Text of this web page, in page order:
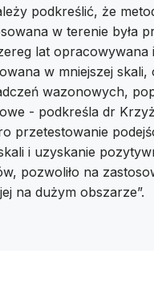
podkreślić, że
w terenie była
lat opracowywana i
w mniejszej skali,
wazonowych,
- podkreśla dr
przetestowanie
skali i uzyskanie
pozwoliło na
jej na dużym obszarze”.